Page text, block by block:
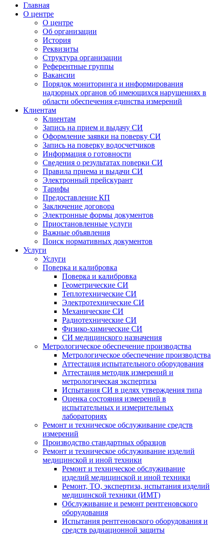
Главная
О центре
О центре
Об организации
История
Реквизиты
Структура организации
Референтные группы
Вакансии
Порядок мониторинга и информирования
надзорных органов об имеющихся нарушениях в
области обеспечения единства измерений
Клиентам
Клиентам
Запись на прием и выдачу СИ
Оформление заявки на поверку СИ
Запись на поверку водосчетчиков
Информация о готовности
Сведения о результатах поверки СИ
Правила приема и выдачи СИ
Электронный прейскурант
Тарифы
Предоставление КП
Заключение договора
Электронные формы документов
Приостановленные услуги
Важные объявления
Поиск нормативных документов
Услуги
Услуги
Поверка и калибровка
Поверка и калибровка
Геометрические СИ
Теплотехнические СИ
Электротехнические СИ
Механические СИ
Радиотехнические СИ
Физико-химические СИ
СИ медицинского назначения
Метрологическое обеспечение производства
Метрологическое обеспечение производства
Аттестация испытательного оборудования
Аттестация методик измерений и
метрологическая экспертиза
Испытания СИ в целях утверждения типа
Оценка состояния измерений в
испытательных и измерительных
лабораториях
Ремонт и техническое обслуживание средств
измерений
Производство стандартных образцов
Ремонт и техническое обслуживание изделий
медицинской и иной техники
Ремонт и техническое обслуживание
изделий медицинской и иной техники
Ремонт, ТО, экспертиза, испытания изделий
медицинской техники (ИМТ)
Обслуживание и ремонт рентгеновского
оборудования
Испытания рентгеновского оборудования и
средств радиационной защиты